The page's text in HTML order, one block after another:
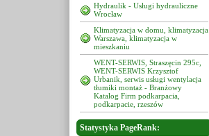
Hydraulik - Usługi hydrauliczne
Wrocław
Klimatyzacja w domu, klimatyzacja
Warszawa, klimatyzacja w
mieszkaniu
WENT-SERWIS, Straszęcin 295c,
WENT-SERWIS Krzysztof
Urbanik, serwis usługi wentylacja
tłumiki montaż - Branżowy
Katalog Firm podkarpacia,
podkarpacie, rzeszów
Statystyka PageRank: